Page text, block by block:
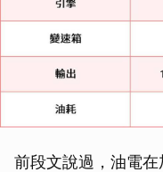
前段文說過，油電